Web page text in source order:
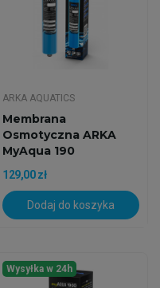
ARKA AQUATICS
Membrana
Osmotyczna ARKA
MyAqua 190
129,00 zł
Dodaj do koszyka
Wysyłka w 24h